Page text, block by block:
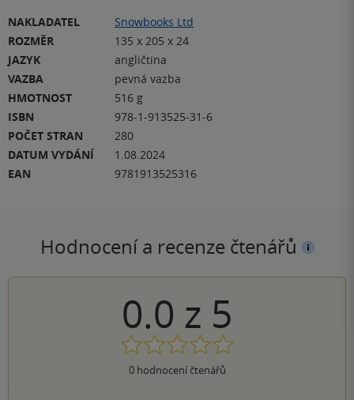
NAKLADATEL
Snowbooks Ltd
ROZMĚR
135 x 205 x 24
JAZYK
angličtina
VAZBA
pevná vazba
HMOTNOST
516 g
ISBN
978-1-913525-31-6
POČET STRAN
280
DATUM VYDÁNÍ
1.08.2024
EAN
9781913525316
Hodnocení a recenze čtenářů
0.0 z 5
0hodnocení čtenářů